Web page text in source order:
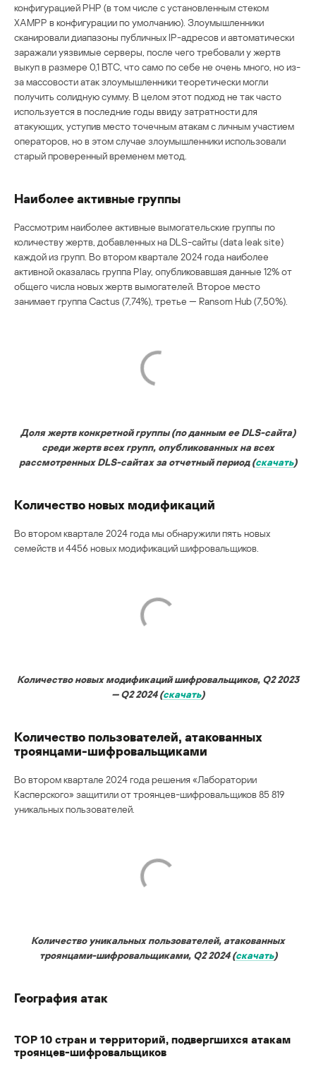
конфигурацией PHP (в том числе с установленным стеком
XAMPP в конфигурации по умолчанию). Злоумышленники
сканировали диапазоны публичных IP-адресов и автоматически
заражали уязвимые серверы, после чего требовали у жертв
выкуп в размере 0,1 BTC, что само по себе не очень много, но из-
за массовости атак злоумышленники теоретически могли
получить солидную сумму. В целом этот подход не так часто
используется в последние годы ввиду затратности для
атакующих, уступив место точечным атакам с личным участием
операторов, но в этом случае злоумышленники использовали
старый проверенный временем метод.
Наиболее активные группы
Рассмотрим наиболее активные вымогательские группы по
количеству жертв, добавленных на DLS-сайты (data leak site)
каждой из групп. Во втором квартале 2024 года наиболее
активной оказалась группа Play, опубликовавшая данные 12% от
общего числа новых жертв вымогателей. Второе место
занимает группа Cactus (7,74%), третье — Ransom Hub (7,50%).
Доля жертв конкретной группы (по данным ее DLS-сайта)
среди жертв всех групп, опубликованных на всех
рассмотренных DLS-сайтах за отчетный период (скачать)
Количество новых модификаций
Во втором квартале 2024 года мы обнаружили пять новых
семейств и 4456 новых модификаций шифровальщиков.
Количество новых модификаций шифровальщиков, Q2 2023
— Q2 2024 (скачать)
Количество пользователей, атакованных
троянцами-шифровальщиками
Во втором квартале 2024 года решения «Лаборатории
Касперского» защитили от троянцев-шифровальщиков 85 819
уникальных пользователей.
Количество уникальных пользователей, атакованных
троянцами-шифровальщиками, Q2 2024 (скачать)
География атак
TОР 10 стран и территорий, подвергшихся атакам
троянцев-шифровальщиков